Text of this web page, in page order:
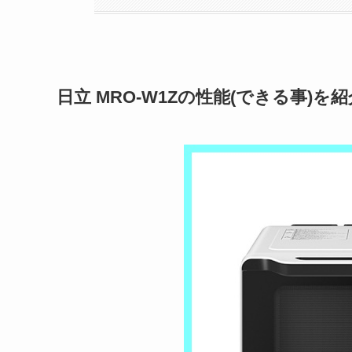
日立 MRO-W1Zの性能(できる事)を